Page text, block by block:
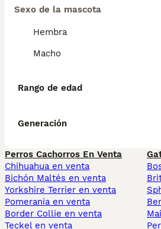
Sexo de la mascota
Hembra
Macho
Rango de edad
Generación
Perros Cachorros En Venta
Chihuahua en venta
Bichón Maltés en venta
Yorkshire Terrier en venta
Pomerania en venta
Border Collie en venta
Teckel en venta